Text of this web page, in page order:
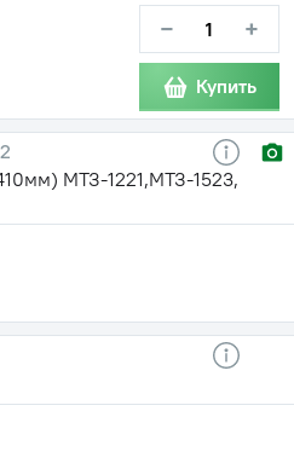
− +
Купить
МТЗ-1221,МТЗ-1523,